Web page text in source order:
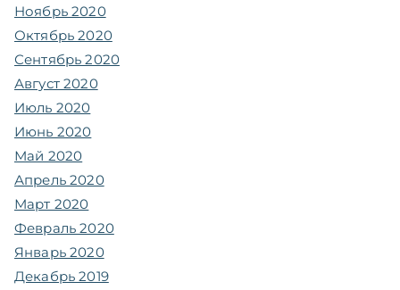
Ноябрь 2020
Октябрь 2020
Сентябрь 2020
Август 2020
Июль 2020
Июнь 2020
Май 2020
Апрель 2020
Март 2020
Февраль 2020
Январь 2020
Декабрь 2019